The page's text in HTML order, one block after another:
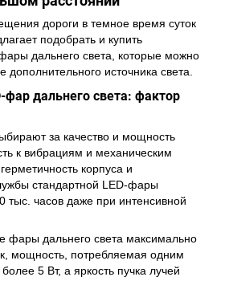
дороги в темное время суток
подобрать и купить
дальнего света, которые можно
дополнительного источника света.
фар дальнего света: фактор
за качество и мощность
к вибрациям и механическим
корпуса и
стандартной LED-фары
тыс. часов даже при интенсивной
фары дальнего света максимально
мощность, потребляемая одним
5 Вт, а яркость пучка лучей